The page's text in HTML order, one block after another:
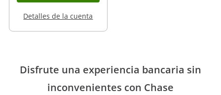
Detalles de la cuenta
Disfrute una experiencia bancaria sin
inconvenientes con Chase